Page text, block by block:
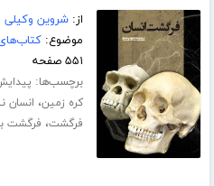
از:شروین وکیلی
موضوع:
۵۵۱ صفحه
برچسب‌ها:
کره زمین، انسان
فرگشت، فرگشت